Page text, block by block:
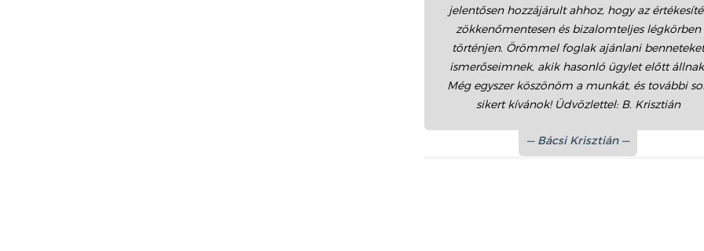
jelentősen hozzájárult ahhoz, hogy az
zökkenőmentesen és bizalomteljes légkörben
történjen. Örömmel foglak ajánlani benneteket
ismerőseimnek, akik hasonló ügylet előtt
Még egyszer köszönöm a munkát, és további
sikert kívánok! Üdvözlettel: B. Krisztián
Bácsi Krisztián